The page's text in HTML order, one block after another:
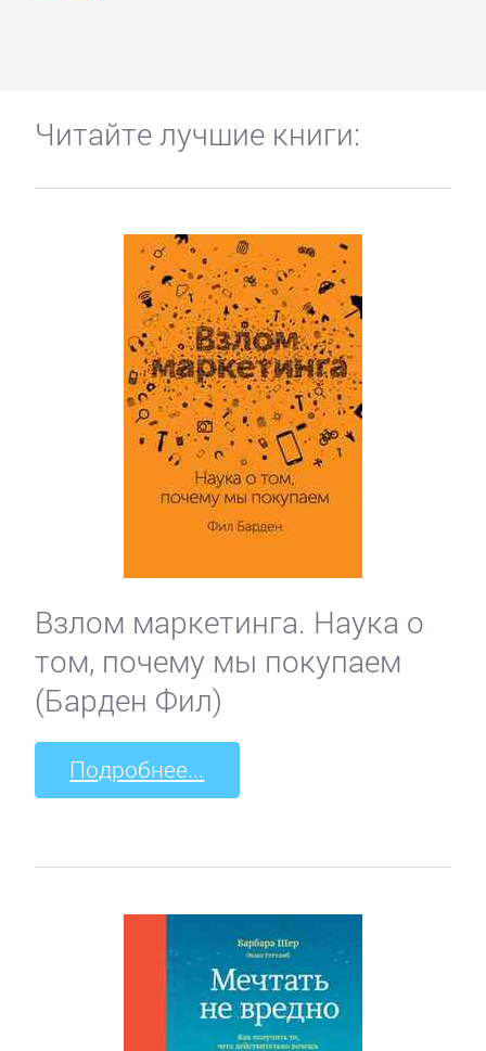
Читайте лучшие книги:
Взлом маркетинга. Наука о
том, почему мы покупаем
(Барден Фил)
Подробнее...